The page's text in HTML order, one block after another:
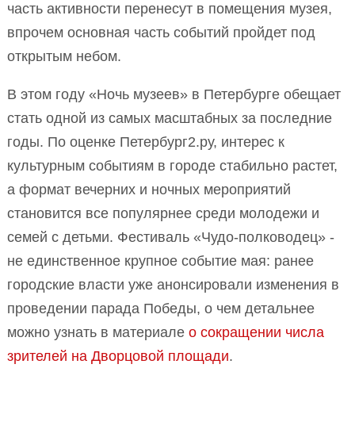
часть активности перенесут в помещения музея,
впрочем основная часть событий пройдет под
открытым небом.
В этом году «Ночь музеев» в Петербурге обещает
стать одной из самых масштабных за последние
годы. По оценке Петербург2.ру, интерес к
культурным событиям в городе стабильно растет,
а формат вечерних и ночных мероприятий
становится все популярнее среди молодежи и
семей с детьми. Фестиваль «Чудо-полководец» -
не единственное крупное событие мая: ранее
городские власти уже анонсировали изменения в
проведении парада Победы, о чем детальнее
можно узнать в материале о сокращении числа
зрителей на Дворцовой площади.